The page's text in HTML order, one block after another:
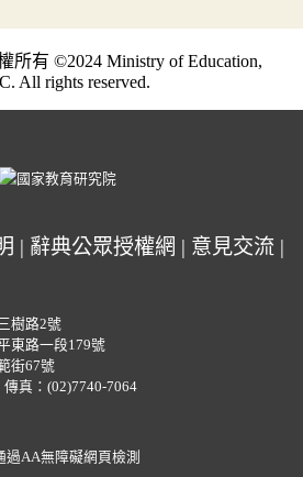
所有 ©2024 Ministry of Education,
All rights reserved.
| 辭典公眾授權網 | 意見交流 |
樹路2號
東路一段179號
街67號
傳真：(02)7740-7064